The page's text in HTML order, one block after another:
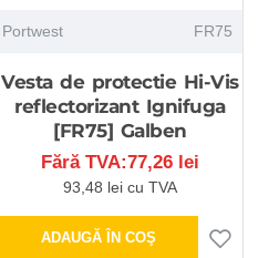
Portwest FR75
Vesta de protectie Hi-Vis
reflectorizant Ignifuga
[FR75] Galben
Fără TVA:77,26 lei
93,48 lei cu TVA
ADAUGĂ ÎN COŞ